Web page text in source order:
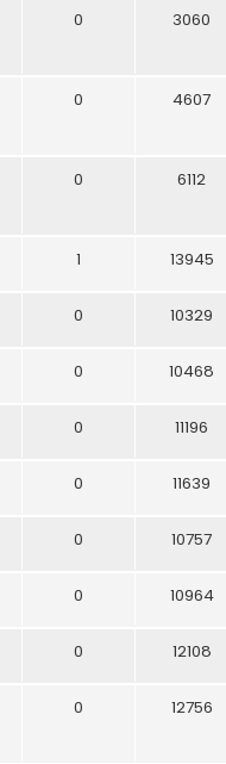
0 3060
0 4607
0 6112
1 13945
0 10329
0 10468
0 11196
0 11639
0 10757
0 10964
0 12108
0 12756